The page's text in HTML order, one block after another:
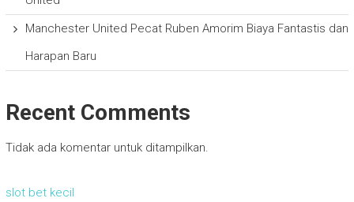
Manchester United Pecat Ruben Amorim Biaya Fantastis dan
Harapan Baru
Recent Comments
Tidak ada komentar untuk ditampilkan.
slot bet kecil